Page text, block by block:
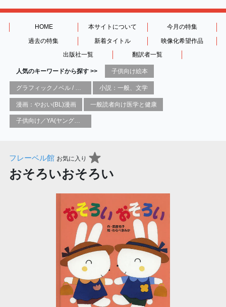
HOME 本サイトについて
今月の特集
過去の特集
新着タイトル
映像化希望作品
出版社一覧
翻訳者一覧
人気のキーワードから探す >> 子供向け絵本
小説：一般、文学
漫画：やおい(BL)漫画 一般読者向け医学と健康
子供向け／YA(ヤングアダルト)向け一般：芸術&芸術家
フレーベル館 お気に入り
おそろいおそろい